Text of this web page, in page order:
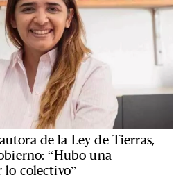
de la Ley de Tierras,
“Hubo una
lo colectivo”